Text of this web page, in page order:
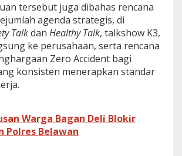
tersebut juga dibahas rencana
agenda strategis, di
Talkdan Healthy Talk, talkshow K3,
ke perusahaan, serta rencana
Zero Accident bagi
konsisten menerapkan standar
Warga Bagan Deli Blokir
Polres Belawan